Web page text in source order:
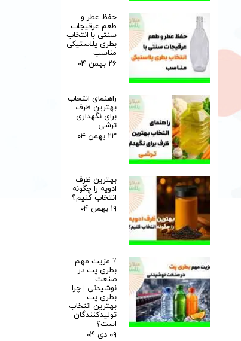
حفظ عطر و
طعم عرقیجات
سنتی با انتخاب
بطری پلاستیکی
مناسب
۲۶ بهمن ۰۴
راهنمای انتخاب
بهترین ظرف
برای نگهداری
ترشی
۲۳ بهمن ۰۴
بهترین ظرف
ادویه را چگونه
انتخاب کنیم؟
۱۹ بهمن ۰۴
7 مزیت مهم
بطری پت در
صنعت
نوشیدنی | چرا
بطری پت
بهترین انتخاب
تولیدکنندگان
است؟
۰۹ دی ۰۴